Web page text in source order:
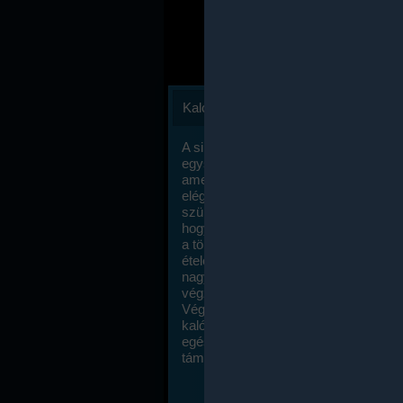
Kalóriaszámlálás
A sikeres fogyás titka valójában igen
egyszerű: égess több energiát, mint
amennyit beviszel. Természetesen
elég nagy fegyelemre és akaraterőre
szükség, de meglepődve fogod
hogy a kalóriaszámolás mennyire
a többi diétához képest. Itt nincsenek
ételek és a megengedett kalóriabevitelt
nagymértékben növelheted ha
végzel.
Végül, de nem utolsó sorban, a
kalóriaszámolás módszerét a legtöbb
egészségügyi szakorvos ajánlja és
támogatja.